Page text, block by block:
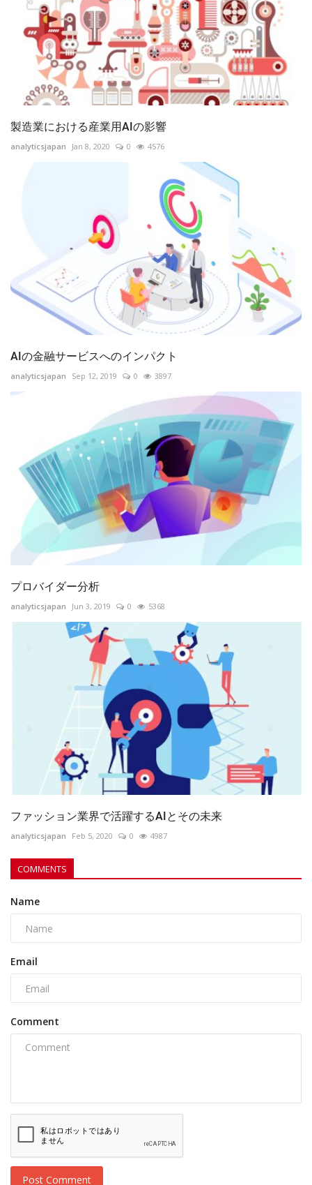
製造業における産業用AIの影響
analyticsjapan Jan 8, 2020 0 4576
AIの金融サービスへのインパクト
analyticsjapan Sep 12, 2019 0 3897
プロバイダー分析
analyticsjapan Jun 3, 2019 0 5368
ファッション業界で活躍するAIとその未来
analyticsjapan Feb 5, 2020 0 4987
COMMENTS
Name
Email
Comment
Post Comment